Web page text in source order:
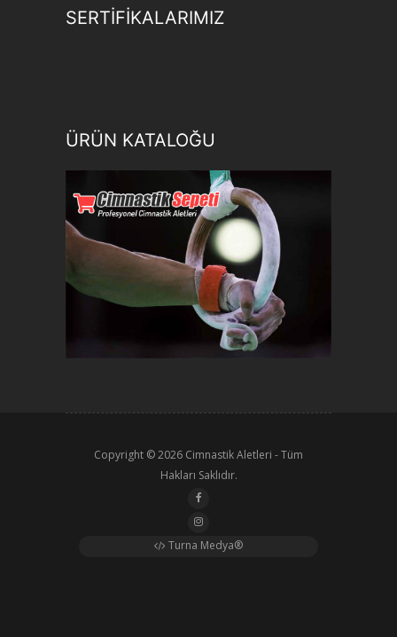
SERTİFİKALARIMIZ
ÜRÜN KATALOĞU
Copyright © 2026 Cimnastik Aletleri - Tüm
Hakları Saklıdır.
Turna Medya®